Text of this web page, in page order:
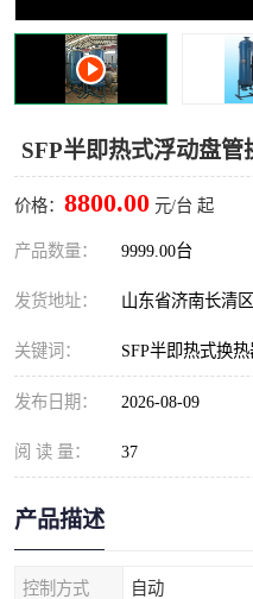
SFP半即热式浮动盘
价格： 8800.00 元/台 起
产品数量： 9999.00台
发货地址： 山东省济南长清区
关键词： SFP半即热式换
发布日期： 2026-08-09
阅 读 量： 37
产品描述
控制方式 自动